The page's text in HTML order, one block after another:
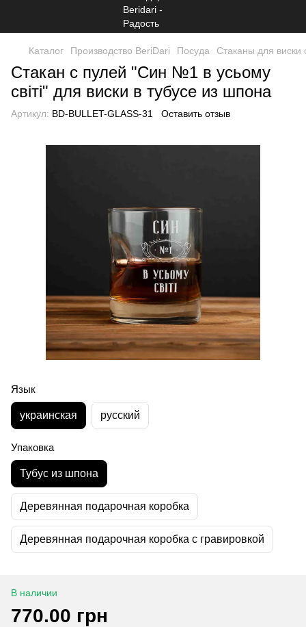
Каталог Производство BeriDari Посуда Стаканы для виски
Стакан с пулей "Син №1 в усьому
світі" для виски в тубусе из шпона
Артикул: BD-BULLET-GLASS-31 Оставить отзыв
Язык
украинская русский
Упаковка
Тубус из шпона
Деревянная подарочная коробка
Деревянная подарочная коробка с гравировкой
В наличии
770.00 грн